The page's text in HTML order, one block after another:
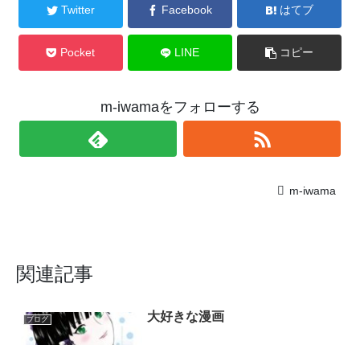
Twitter Facebook はてブ
Pocket LINE コピー
m-iwamaをフォローする
m-iwama
関連記事
ブログ 大好きな漫画